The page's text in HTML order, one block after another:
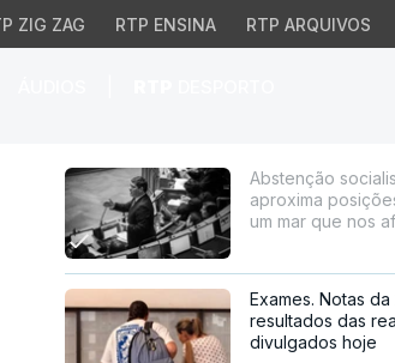
ZIG ZAG RTP ENSINA RTP ARQUIVOS
posiçõesAbstenção
aproxima
um mar que nos
Exames. Notas
resultados das
divulgados hoje